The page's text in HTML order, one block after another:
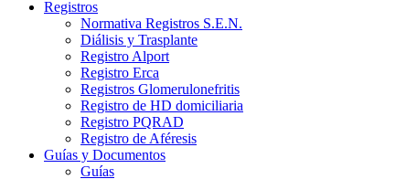
Registros
Normativa Registros S.E.N.
Diálisis y Trasplante
Registro Alport
Registro Erca
Registros Glomerulonefritis
Registro de HD domiciliaria
Registro PQRAD
Registro de Aféresis
Guías y Documentos
Guías